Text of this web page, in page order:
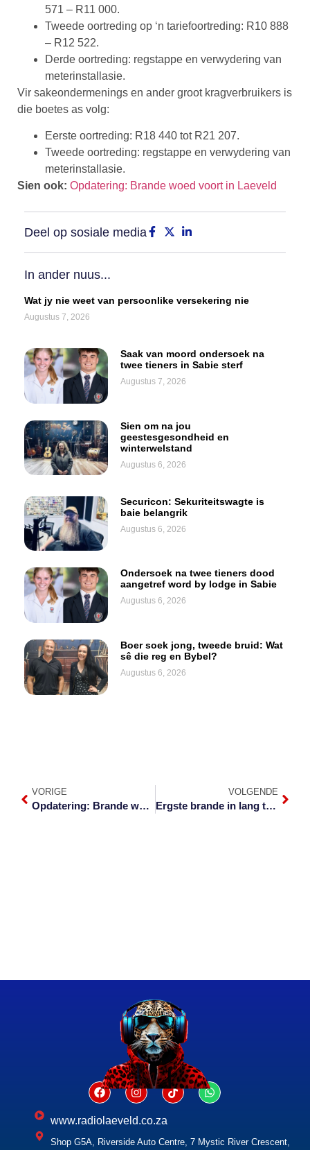
571 – R11 000.
Tweede oortreding op ‘n tariefoortreding: R10 888
– R12 522.
Derde oortreding: regstappe en verwydering van
meterinstallasie.
Vir sakeondermenings en ander groot kragverbruikers is
die boetes as volg:
Eerste oortreding: R18 440 tot R21 207.
Tweede oortreding: regstappe en verwydering van
meterinstallasie.
Sien ook: Opdatering: Brande woed voort in Laeveld
Deel op sosiale media
In ander nuus...
Wat jy nie weet van persoonlike versekering nie
Augustus 7, 2026
Saak van moord ondersoek na
twee tieners in Sabie sterf
Augustus 7, 2026
Sien om na jou
geestesgesondheid en
winterwelstand
Augustus 6, 2026
Securicon: Sekuriteitswagte is
baie belangrik
Augustus 6, 2026
Ondersoek na twee tieners dood
aangetref word by lodge in Sabie
Augustus 6, 2026
Boer soek jong, tweede bruid: Wat
sê die reg en Bybel?
Augustus 6, 2026
VORIGE
Opdatering: Brande woed voort in die Laeveld
VOLGENDE
Ergste brande in lang tyd woed in Laeveld
www.radiolaeveld.co.za
Shop G5A, Riverside Auto Centre, 7 Mystic River Crescent,